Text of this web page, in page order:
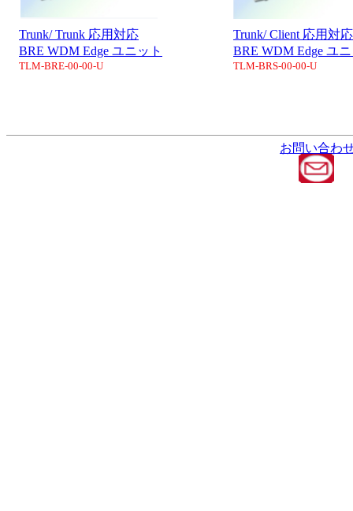
お問い合わ
Trunk/ Trunk 応用対応
BRE WDM Edge ユニット
TLM-BRE-00-00-U
Trunk/ Client 応用対応
BRE WDM Edge ユ
TLM-BRS-00-00-U